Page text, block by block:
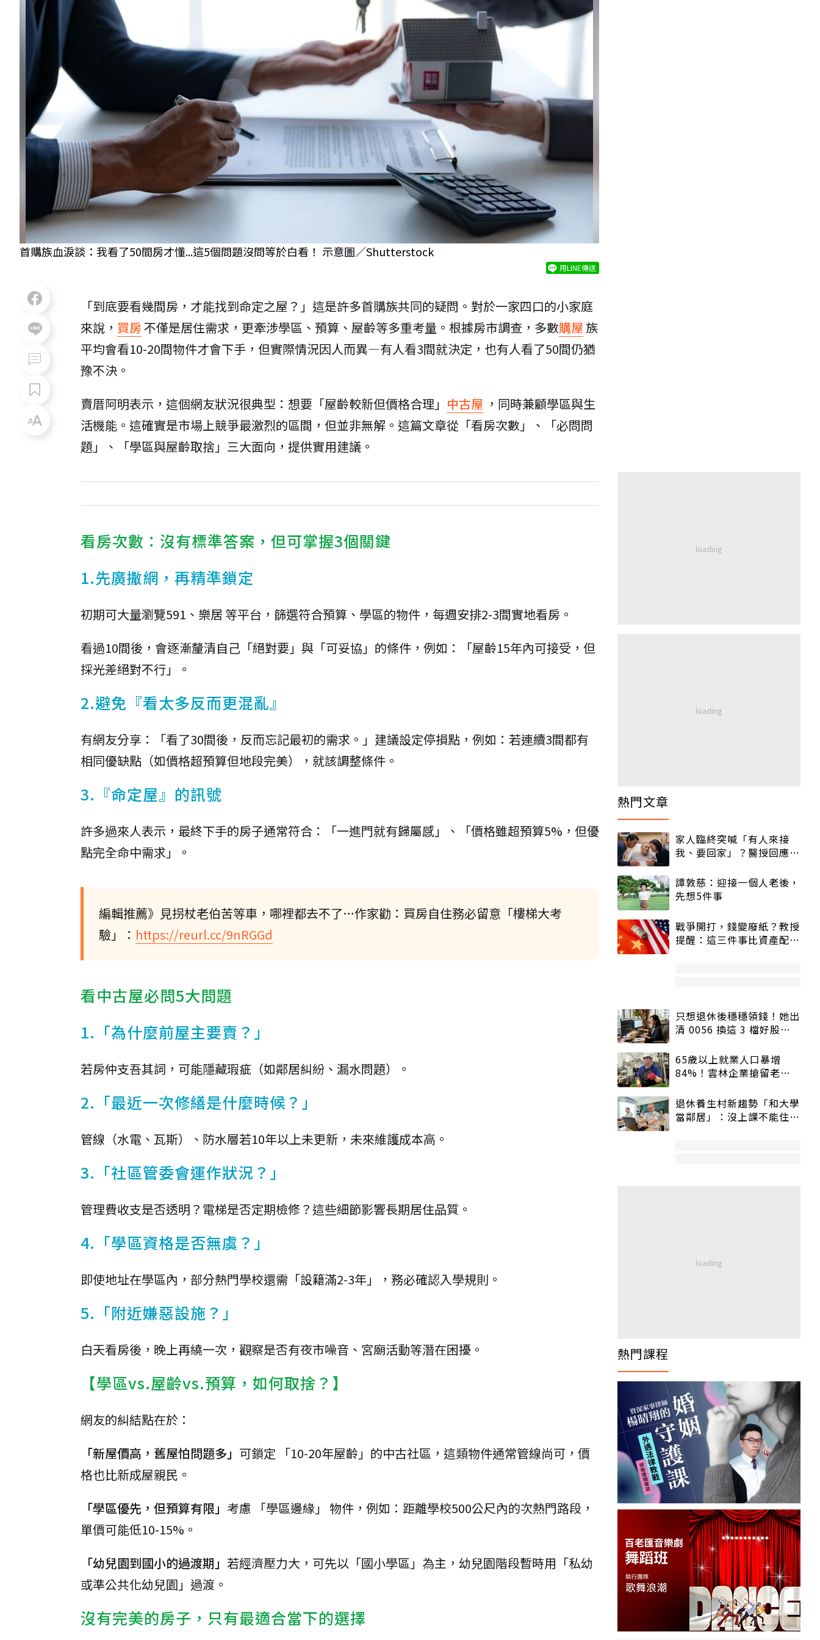
首購族血淚談：我看了50間房才懂...這5個問題沒問等於白看！ 示意圖／Shutterstock
用LINE傳送
「到底要看幾間房，才能找到命定之屋？」這是許多首購族共同的疑問。對於一家四口的小家庭
來說， 買房不僅是居住需求，更牽涉學區、預算、屋齡等多重考量。根據房市調查，多數購屋 族
平均會看10-20間物件才會下手，但實際情況因人而異—有人看3間就決定，也有人看了50間仍猶
豫不決。
賣厝阿明表示，這個網友狀況很典型：想要「屋齡較新但價格合理」 中古屋 ，同時兼顧學區與生
活機能。這確實是市場上競爭最激烈的區間，但並非無解。這篇文章從「看房次數」、「必問問
題」、「學區與屋齡取捨」三大面向，提供實用建議。
看房次數：沒有標準答案，但可掌握3個關鍵
1.先廣撒網，再精準鎖定
初期可大量瀏覽591、樂居 等平台，篩選符合預算、學區的物件，每週安排2-3間實地看房。
看過10間後，會逐漸釐清自己「絕對要」與「可妥協」的條件，例如：「屋齡15年內可接受，但
採光差絕對不行」。
2.避免『看太多反而更混亂』
有網友分享：「看了30間後，反而忘記最初的需求。」建議設定停損點，例如：若連續3間都有
相同優缺點（如價格超預算但地段完美），就該調整條件。
3.『命定屋』的訊號
許多過來人表示，最終下手的房子通常符合：「一進門就有歸屬感」、「價格雖超預算5%，但優
點完全命中需求」。
編輯推薦》見拐杖老伯苦等車，哪裡都去不了…作家勸：買房自住務必留意「樓梯大考
驗」： https://reurl.cc/9nRGGd
看中古屋必問5大問題
1.「為什麼前屋主要賣？」
若房仲支吾其詞，可能隱藏瑕疵（如鄰居糾紛、漏水問題）。
2.「最近一次修繕是什麼時候？」
管線（水電、瓦斯）、防水層若10年以上未更新，未來維護成本高。
3.「社區管委會運作狀況？」
管理費收支是否透明？電梯是否定期檢修？這些細節影響長期居住品質。
4.「學區資格是否無虞？」
即使地址在學區內，部分熱門學校還需「設籍滿2-3年」，務必確認入學規則。
5.「附近嫌惡設施？」
白天看房後，晚上再繞一次，觀察是否有夜市噪音、宮廟活動等潛在困擾。
【學區vs.屋齡vs.預算，如何取捨？】
網友的糾結點在於：
「新屋價高，舊屋怕問題多」 可鎖定 「10-20年屋齡」的中古社區，這類物件通常管線尚可，價
格也比新成屋親民。
「學區優先，但預算有限」 考慮 「學區邊緣」 物件，例如：距離學校500公尺內的次熱門路段，
單價可能低10-15%。
「幼兒園到國小的過渡期」 若經濟壓力大，可先以「國小學區」為主，幼兒園階段暫時用「私幼
或準公共化幼兒園」過渡。
沒有完美的房子，只有最適合當下的選擇
熱門文章
家人臨終突喊「有人來接
我、要回家」？醫授回應方
譚敦慈：迎接一個人老後，
先想5件事
戰爭開打，錢變廢紙？教授
提醒：這三件事比資產配置
只想退休後穩穩領錢！她出
清 0056 換這 3 檔好股：
65歲以上就業人口暴增
84%！雲林企業搶留老員
退休養生村新趨勢「和大學
當鄰居」：沒上課不能住、
熱門課程